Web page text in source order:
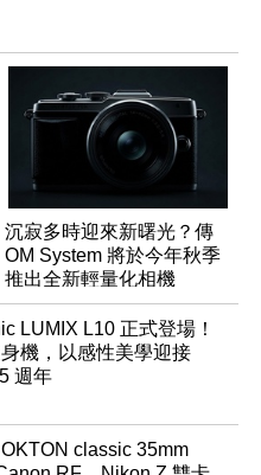
沉寂多時迎來新曙光？傳
OM System 將於今年秋季
推出全新輕量化相機
LUMIX L10 正式登場！
機，以感性美學迎接
週年
classic 35mm